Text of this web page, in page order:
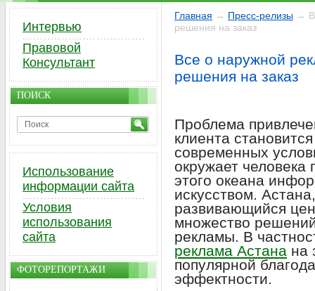
Главная → Пресс-релизы →
решения на заказ
Все о наружной
решения на заказ
Проблема
клиента
современных
окружает человека
этого океана
искусством.
развивающийся
множество
рекламы. В
реклама Астана на
популярной
эффектности.
Интервью
Правовой
Консультант
ПОИСК
Использование
информации сайта
Условия
использования
сайта
ФОТОРЕПОРТАЖИ